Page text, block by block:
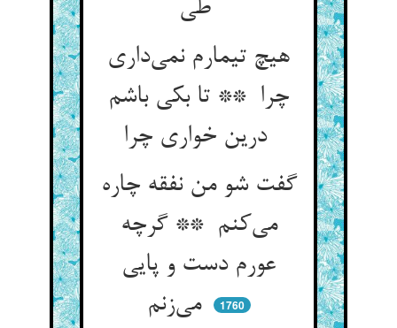
هیچ تیمارم نمی‌داری
چرا ** تا بکی باشم
درین خواری چرا
گفت شو من نفقه چاره
می‌کنم ** گرچه
عورم دست و پایی
می‌زنم
1760